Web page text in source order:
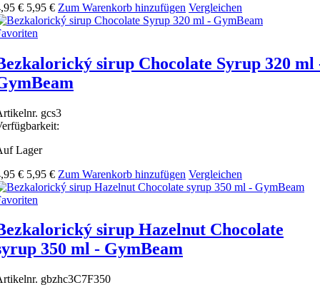
€ 5,95 € Zum Warenkorb hinzufügen Vergleichen
sirup Chocolate Syrup 320 ml
gcs3
Lager
€ 5,95 € Zum Warenkorb hinzufügen Vergleichen
sirup Hazelnut Chocolate
350 ml - GymBeam
gbzhc3C7F350